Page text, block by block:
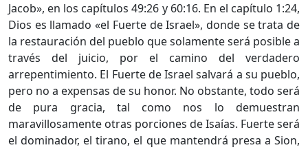
Jacob», en los capítulos 49:26 y 60:16. En el capítulo 1:24,
Dios es llamado «el Fuerte de Israel», donde se trata de
la restauración del pueblo que solamente será posible a
través del juicio, por el camino del verdadero
arrepentimiento. El Fuerte de Israel salvará a su pueblo,
pero no a expensas de su honor. No obstante, todo será
de pura gracia, tal como nos lo demuestran
maravillosamente otras porciones de Isaías. Fuerte será
el dominador, el tirano, el que mantendrá presa a Sion,